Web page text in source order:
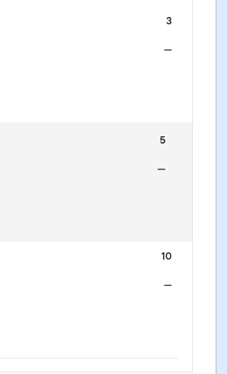
3
—
5
—
10
—
mondiales Franklin - Series